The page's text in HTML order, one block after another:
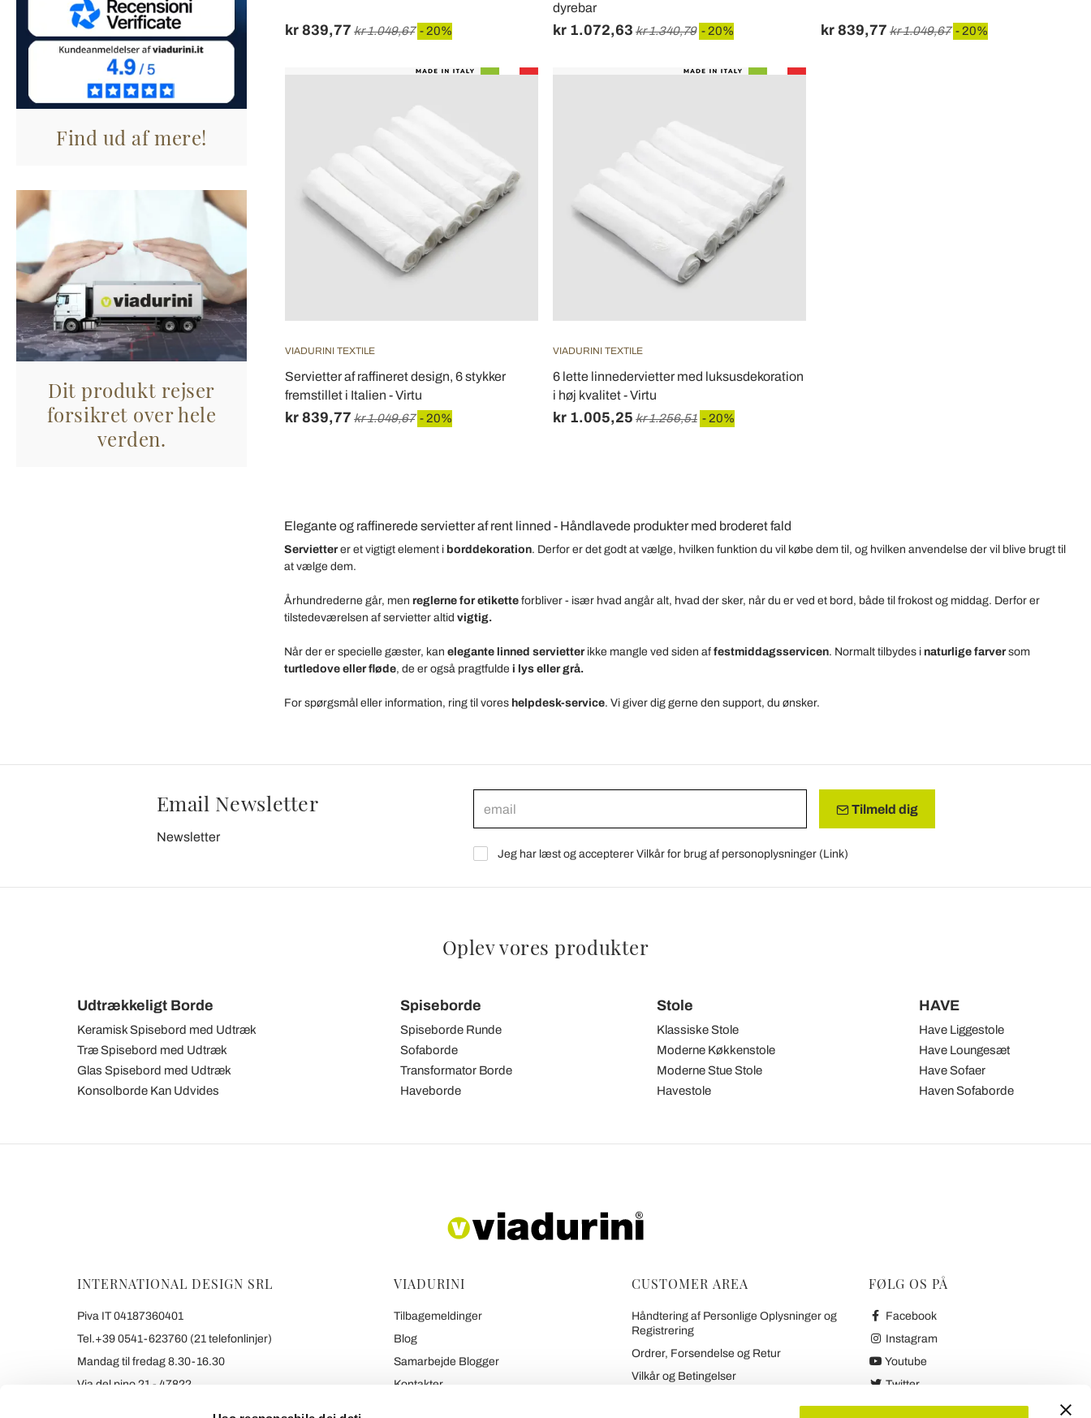
Find ud af mere!
Dit produkt rejser
forsikret over hele
verden.
kr 839,77 kr 1.049,67 - 20%
dyrebar
kr 1.072,63 kr 1.340,79 - 20% kr 839,77 kr 1.049,67 - 20%
VIADURINI TEXTILE
Servietter af raffineret design, 6 stykker
fremstillet i Italien - Virtu
kr 839,77 kr 1.049,67 - 20%
VIADURINI TEXTILE
6 lette linnedervietter med luksusdekoration
i høj kvalitet - Virtu
kr 1.005,25 kr 1.256,51 - 20%
Elegante og raffineredeservietter af rent linned - Håndlavede produkter med broderet fald
Servietterer et vigtigt element i borddekoration. Derfor er det godt at vælge, hvilken funktion du vil købe dem til, og hvilken anvendelse der vil blive brugt til
at vælge dem.
Århundrederne går, men reglerne for etikette forbliver - især hvad angår alt, hvad der sker, når du er ved et bord, både til frokost og middag. Derfor er
tilstedeværelsen af ​​servietter altid vigtig.
Når der er specielle gæster, kan elegante linned servietterikke mangle ved siden af festmiddagsservicen. Normalt tilbydes i naturlige farversom
turtledove eller fløde, de er også pragtfulde i lys eller grå.
For spørgsmål eller information, ring til vores helpdesk-service. Vi giver dig gerne den support, du ønsker.
Email Newsletter
Newsletter
Tilmeld dig
Jeg har læst og accepterer Vilkår for brug af personoplysninger (Link)
Oplev vores produkter
Udtrækkeligt Borde
Keramisk Spisebord med Udtræk
Træ Spisebord med Udtræk
Glas Spisebord med Udtræk
Konsolborde Kan Udvides
Spiseborde
Spiseborde Runde
Sofaborde
Transformator Borde
Haveborde
Stole
Klassiske Stole
Moderne Køkkenstole
Moderne Stue Stole
Havestole
HAVE
Have Liggestole
Have Loungesæt
Have Sofaer
Haven Sofaborde
INTERNATIONAL DESIGN SRL
Piva IT 04187360401
Tel.+39 0541-623760 (21 telefonlinjer)
Mandag til fredag 8.30-16.30
Via del pino 21 - 47822
VIADURINI
Tilbagemeldinger
Blog
Samarbejde Blogger
Kontakter
CUSTOMER AREA
Håndtering af Personlige Oplysninger og
Registrering
Ordrer, Forsendelse og Retur
Vilkår og Betingelser
FØLG OS PÅ
Facebook
Instagram
Youtube
Twitter